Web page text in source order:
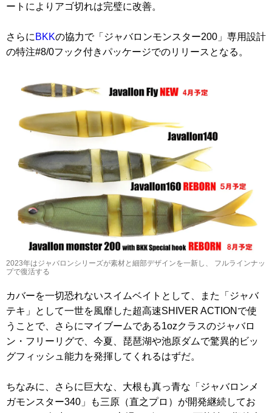
ートによりアゴ切れは完璧に改善。
さらに BKKの協力で「ジャバロンモンスター200」専用設計
の特注#8/0フック付きパッケージでのリリースとなる。
2023年はジャバロンシリーズが素材と細部デザインを一新し、 フルラインナッ
プで復活する
カバーを一切恐れないスイムベイトとして、また「ジャバ
テキ」として一世を風靡した超高速SHIVER ACTIONで使
うことで、さらにマイブームである1ozクラスのジャバロ
ン・フリーリグで、今夏、琵琶湖や池原ダムで驚異的ビッ
グフィッシュ能力を発揮してくれるはずだ。
ちなみに、さらに巨大な、大根も真っ青な「ジャバロンメ
ガモンスター340」も三原（直之プロ）が開発継続してお